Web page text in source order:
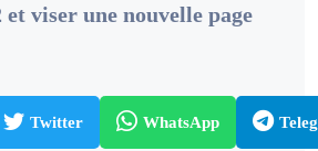
et viser une nouvelle page
Twitter WhatsApp